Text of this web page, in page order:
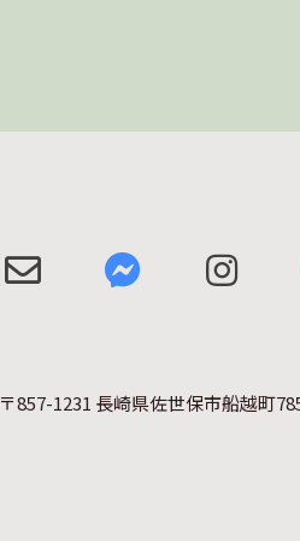
〒857-1231 長崎県佐世保市船越町